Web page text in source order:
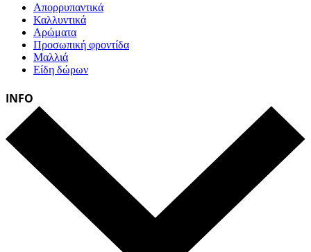
Απορρυπαντικά
Καλλυντικά
Αρώματα
Προσωπική φροντίδα
Μαλλιά
Είδη δώρων
INFO